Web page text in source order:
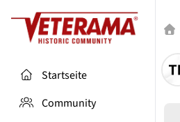
Startseite
Community